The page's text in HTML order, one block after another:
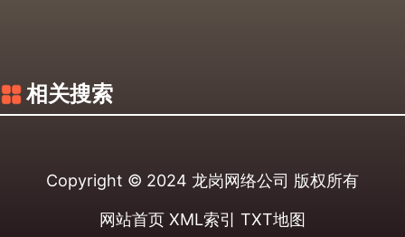
相关搜索
Copyright © 2024 龙岗网络公司 版权所有
网站首页 XML索引 TXT地图